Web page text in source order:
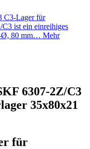
C3-Lager für
ist ein einreihiges
Ø, 80 mm… Mehr
6307-2Z/C3
35x80x21
für